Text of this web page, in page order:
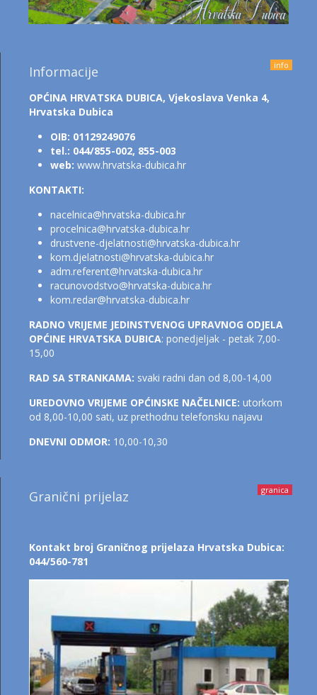
info
Informacije
OPĆINA HRVATSKA DUBICA, Vjekoslava Venka 4,
Hrvatska Dubica
OIB: 01129249076
tel.: 044/855-002, 855-003
web: www.hrvatska-dubica.hr
KONTAKTI:
nacelnica@hrvatska-dubica.hr
procelnica@hrvatska-dubica.hr
drustvene-djelatnosti@hrvatska-dubica.hr
kom.djelatnosti@hrvatska-dubica.hr
adm.referent@hrvatska-dubica.hr
racunovodstvo@hrvatska-dubica.hr
kom.redar@hrvatska-dubica.hr
RADNO VRIJEME JEDINSTVENOG UPRAVNOG ODJELA
OPĆINE HRVATSKA DUBICA: ponedjeljak - petak 7,00-
15,00
RAD SA STRANKAMA: svaki radni dan od 8,00-14,00
UREDOVNO VRIJEME OPĆINSKE NAČELNICE: utorkom
od 8,00-10,00 sati, uz prethodnu telefonsku najavu
DNEVNI ODMOR: 10,00-10,30
granica
Granični prijelaz
Kontakt broj Graničnog prijelaza Hrvatska Dubica:
044/560-781